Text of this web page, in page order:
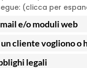
(clicca per
e/o moduli web
cliente vogliono o
legali